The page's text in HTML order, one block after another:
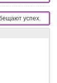
ycпex.